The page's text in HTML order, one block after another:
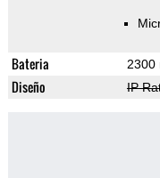
Bateria 2300
Diseño IP